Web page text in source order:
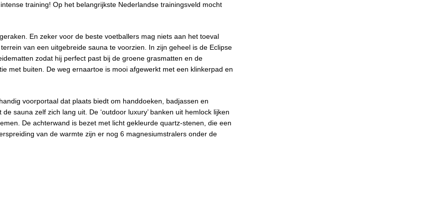
training! Op het belangrijkste Nederlandse trainingsveld mocht
En zeker voor de beste voetballers mag niets aan het toeval
van een uitgebreide sauna te voorzien. In zijn geheel is de Eclipse
zodat hij perfect past bij de groene grasmatten en de
met buiten. De weg ernaartoe is mooi afgewerkt met een klinkerpad en
voorportaal dat plaats biedt om handdoeken, badjassen en
sauna zelf zich lang uit. De ‘outdoor luxury’ banken uit hemlock lijken
De achterwand is bezet met licht gekleurde quartz-stenen, die een
van de warmte zijn er nog 6 magnesiumstralers onder de